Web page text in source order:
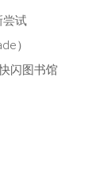
尝试
）
闪图书馆